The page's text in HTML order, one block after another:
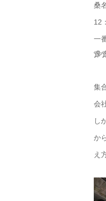
桑
12
一
集
会
し
か
え